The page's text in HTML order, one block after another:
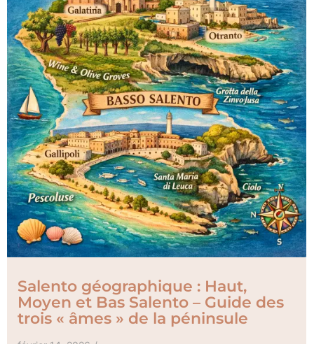
Salento géographique : Haut,
Moyen et Bas Salento – Guide des
trois « âmes » de la péninsule